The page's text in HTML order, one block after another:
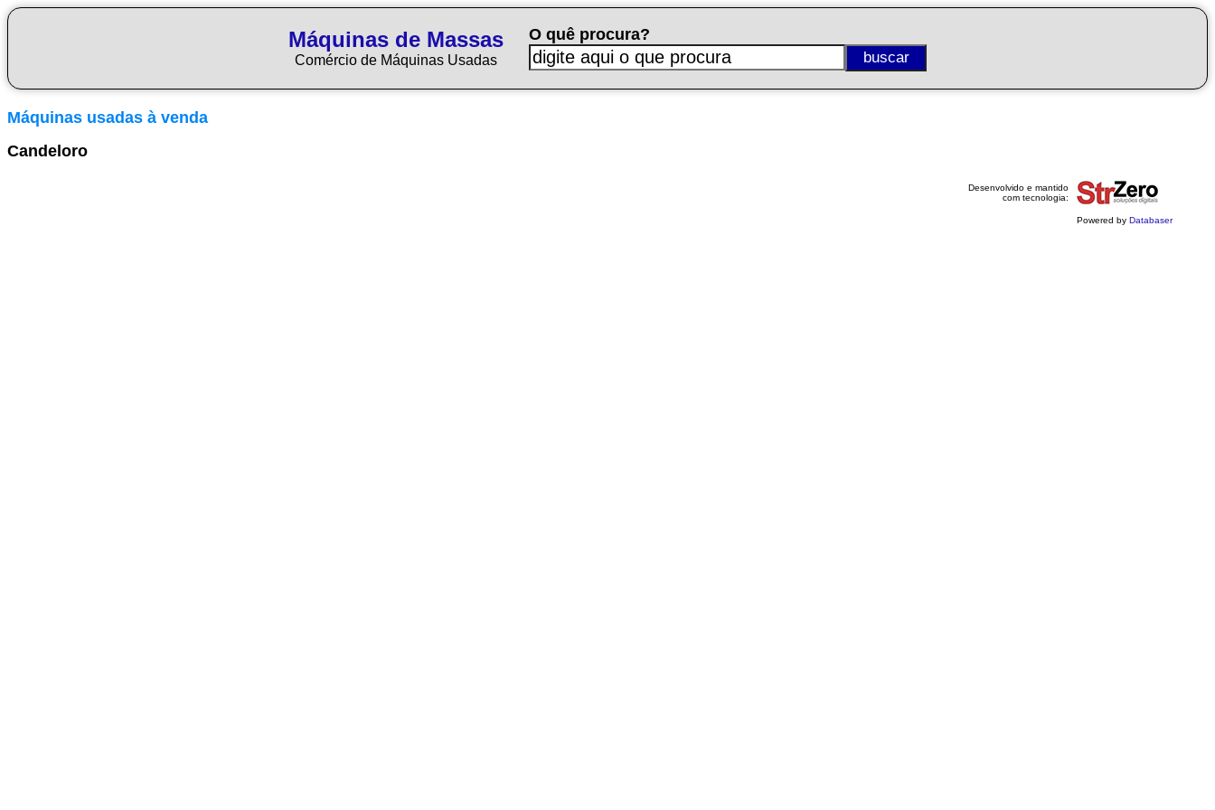
Máquinas de Massas
Comércio de Máquinas Usadas
O quê procura?
Máquinas usadas à venda
Candeloro
Desenvolvido e mantido
com tecnologia:
Powered by Databaser